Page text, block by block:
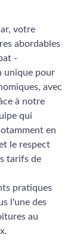
votre
abordables
-
unique pour
avec
à notre
qui
en
le respect
tarifs de
pratiques
l'une des
au